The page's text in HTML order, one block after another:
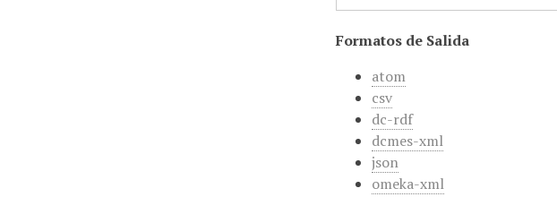
Formatos de Salida
atom
csv
dc-rdf
dcmes-xml
json
omeka-xml